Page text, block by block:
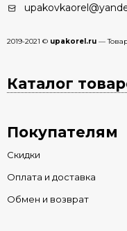
2019-2021 © upakorel.ru —
Каталог
Покупателям
Скидки
Оплата и доставка
Обмен и возврат